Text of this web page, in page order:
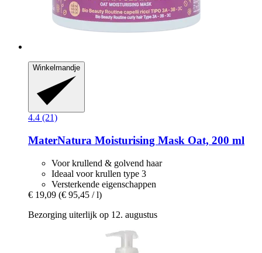
Winkelmandje
4.4 (21)
MaterNatura Moisturising Mask Oat, 200 ml
Voor krullend & golvend haar
Ideaal voor krullen type 3
Versterkende eigenschappen
€ 19,09 (€ 95,45 / l)
Bezorging uiterlijk op 12. augustus